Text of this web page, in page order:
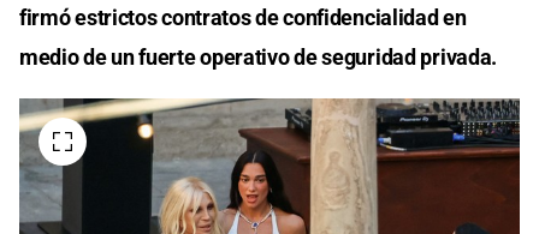
firmó estrictos contratos de confidencialidad en
medio de un fuerte operativo de seguridad privada.